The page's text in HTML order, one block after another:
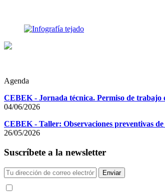
Agenda
CEBEK - Jornada técnica. Permiso de trabajo
04/06/2026
CEBEK - Taller: Observaciones preventivas
26/05/2026
Suscríbete a la newsletter
Enviar